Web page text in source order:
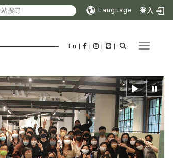
Language 登入
Toggle
En | | | |